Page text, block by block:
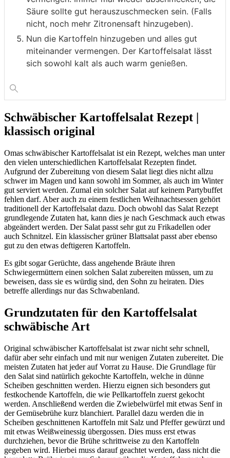
Säure sollte gut herauszuschmecken sein. (Falls
nicht, noch mehr Zitronensaft hinzugeben).
Nun die Kartoffeln hinzugeben und alles gut
miteinander vermengen. Der Kartoffelsalat lässt
sich sowohl kalt als auch warm genießen.
Schwäbischer Kartoffelsalat Rezept |
klassisch original
Omas schwäbischer Kartoffelsalat ist ein Rezept, welches man unter
den vielen unterschiedlichen Kartoffelsalat Rezepten findet.
Aufgrund der Zubereitung von diesem Salat liegt dies nicht allzu
schwer im Magen und kann sowohl im Sommer, als auch im Winter
gut serviert werden. Zumal ein solcher Salat auf keinem Partybuffet
fehlen darf. Aber auch zu einem festlichen Weihnachtsessen gehört
traditionell der Kartoffelsalat dazu. Doch obwohl das Salat Rezept
grundlegende Zutaten hat, kann dies je nach Geschmack auch etwas
abgeändert werden. Der Salat passt sehr gut zu Frikadellen oder
auch Schnitzel. Ein klassischer grüner Blattsalat passt aber ebenso
gut zu den etwas deftigeren Kartoffeln.
Es gibt sogar Gerüchte, dass angehende Bräute ihren
Schwiegermüttern einen solchen Salat zubereiten müssen, um zu
beweisen, dass sie es würdig sind, den Sohn zu heiraten. Dies
betreffe allerdings nur das Schwabenland.
Grundzutaten für den Kartoffelsalat
schwäbische Art
Original schwäbischer Kartoffelsalat ist zwar nicht sehr schnell,
dafür aber sehr einfach und mit nur wenigen Zutaten zubereitet. Die
meisten Zutaten hat jeder auf Vorrat zu Hause. Die Grundlage für
den Salat sind natürlich gekochte Kartoffeln, welche in dünne
Scheiben geschnitten werden. Hierzu eignen sich besonders gut
festkochende Kartoffeln, die wie Pellkartoffeln zuerst gekocht
werden. Anschließend werden die Zwiebelwürfel mit etwas Senf in
der Gemüsebrühe kurz blanchiert. Parallel dazu werden die in
Scheiben geschnittenen Kartoffeln mit Salz und Pfeffer gewürzt und
mit etwas Weißweinessig übergossen. Dies muss erst etwas
durchziehen, bevor die Brühe schrittweise zu den Kartoffeln
gegeben wird. Hierbei muss darauf geachtet werden, dass nicht die